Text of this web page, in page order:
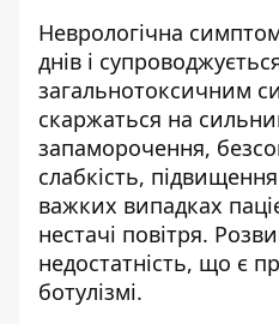
Неврологічна
днів і
загальнотоксичним
скаржаться на
запаморочення,
слабкість,
важких випадках
нестачі повітря.
недостатність, що є
ботулізмі.